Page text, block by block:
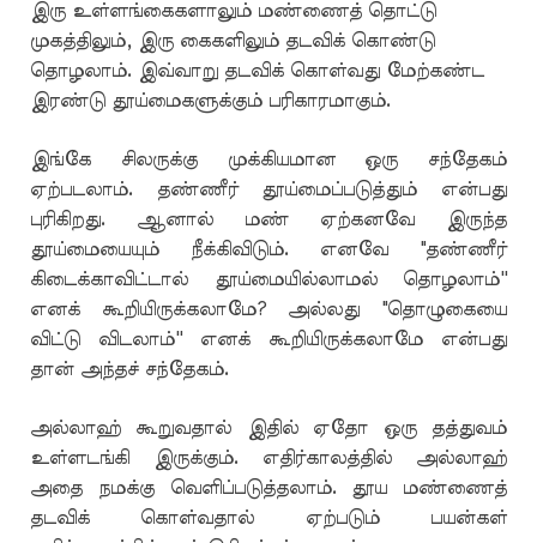
இரு உள்ளங்கைகளாலும் மண்ணைத் தொட்டு
முகத்திலும், இரு கைகளிலும் தடவிக் கொண்டு
தொழலாம். இவ்வாறு தடவிக் கொள்வது மேற்கண்ட
இரண்டு தூய்மைகளுக்கும் பரிகாரமாகும்.
இங்கே சிலருக்கு முக்கியமான ஒரு சந்தேகம்
ஏற்படலாம். தண்ணீர் தூய்மைப்படுத்தும் என்பது
புரிகிறது. ஆனால் மண் ஏற்கனவே இருந்த
தூய்மையையும் நீக்கிவிடும். எனவே "தண்ணீர்
கிடைக்காவிட்டால் தூய்மையில்லாமல் தொழலாம்''
எனக் கூறியிருக்கலாமே? அல்லது "தொழுகையை
விட்டு விடலாம்'' எனக் கூறியிருக்கலாமே என்பது
தான் அந்தச் சந்தேகம்.
அல்லாஹ் கூறுவதால் இதில் ஏதோ ஒரு தத்துவம்
உள்ளடங்கி இருக்கும். எதிர்காலத்தில் அல்லாஹ்
அதை நமக்கு வெளிப்படுத்தலாம். தூய மண்ணைத்
தடவிக் கொள்வதால் ஏற்படும் பயன்கள்